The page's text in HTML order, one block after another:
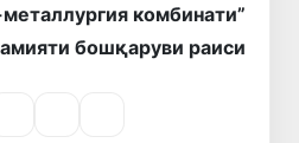
комбинати”
бошқаруви раиси